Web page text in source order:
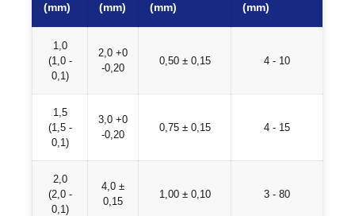
(mm) (mm) (mm) (mm)
1,0
(1,0 -
0,1)
2,0 +0
-0,20
0,50 ± 0,15 4 - 10
1,5
(1,5 -
0,1)
3,0 +0
-0,20
0,75 ± 0,15 4 - 15
2,0
(2,0 -
0,1)
4,0 ±
0,15
1,00 ± 0,10 3 - 80